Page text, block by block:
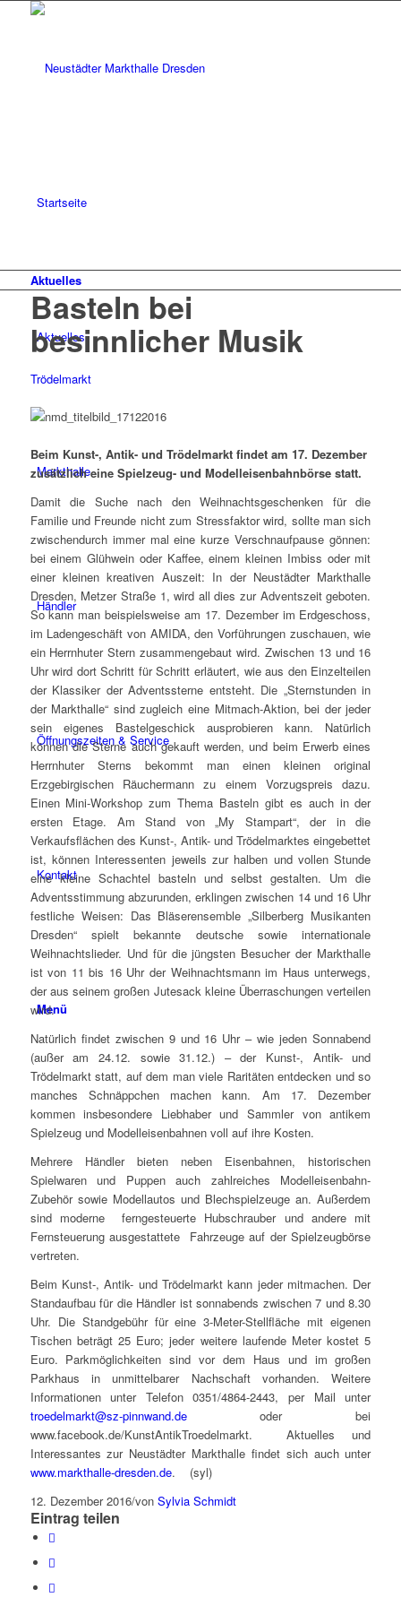
Startseite
Aktuelles
Markthalle
Händler
Öffnungszeiten & Service
Kontakt
Menü
Aktuelles
Basteln bei
besinnlicher Musik
Trödelmarkt
Beim Kunst-, Antik- und Trödelmarkt findet am 17. Dezember
zusätzlich eine Spielzeug- und Modelleisenbahnbörse statt.
Damit die Suche nach den Weihnachtsgeschenken für die
Familie und Freunde nicht zum Stressfaktor wird, sollte man sich
zwischendurch immer mal eine kurze Verschnaufpause gönnen:
bei einem Glühwein oder Kaffee, einem kleinen Imbiss oder mit
einer kleinen kreativen Auszeit: In der Neustädter Markthalle
Dresden, Metzer Straße 1, wird all dies zur Adventszeit geboten.
So kann man beispielsweise am 17. Dezember im Erdgeschoss,
im Ladengeschäft von AMIDA, den Vorführungen zuschauen, wie
ein Herrnhuter Stern zusammengebaut wird. Zwischen 13 und 16
Uhr wird dort Schritt für Schritt erläutert, wie aus den Einzelteilen
der Klassiker der Adventssterne entsteht. Die „Sternstunden in
der Markthalle“ sind zugleich eine Mitmach-Aktion, bei der jeder
sein eigenes Bastelgeschick ausprobieren kann. Natürlich
können die Sterne auch gekauft werden, und beim Erwerb eines
Herrnhuter Sterns bekommt man einen kleinen original
Erzgebirgischen Räuchermann zu einem Vorzugspreis dazu.
Einen Mini-Workshop zum Thema Basteln gibt es auch in der
ersten Etage. Am Stand von „My Stampart“, der in die
Verkaufsflächen des Kunst-, Antik- und Trödelmarktes eingebettet
ist, können Interessenten jeweils zur halben und vollen Stunde
eine kleine Schachtel basteln und selbst gestalten. Um die
Adventsstimmung abzurunden, erklingen zwischen 14 und 16 Uhr
festliche Weisen: Das Bläserensemble „Silberberg Musikanten
Dresden“ spielt bekannte deutsche sowie internationale
Weihnachtslieder. Und für die jüngsten Besucher der Markthalle
ist von 11 bis 16 Uhr der Weihnachtsmann im Haus unterwegs,
der aus seinem großen Jutesack kleine Überraschungen verteilen
wird.
Natürlich findet zwischen 9 und 16 Uhr – wie jeden Sonnabend
(außer am 24.12. sowie 31.12.) – der Kunst-, Antik- und
Trödelmarkt statt, auf dem man viele Raritäten entdecken und so
manches Schnäppchen machen kann. Am 17. Dezember
kommen insbesondere Liebhaber und Sammler von antikem
Spielzeug und Modelleisenbahnen voll auf ihre Kosten.
Mehrere Händler bieten neben Eisenbahnen, historischen
Spielwaren und Puppen auch zahlreiches Modelleisenbahn-
Zubehör sowie Modellautos und Blechspielzeuge an. Außerdem
sind moderne ferngesteuerte Hubschrauber und andere mit
Fernsteuerung ausgestattete Fahrzeuge auf der Spielzeugbörse
vertreten.
Beim Kunst-, Antik- und Trödelmarkt kann jeder mitmachen. Der
Standaufbau für die Händler ist sonnabends zwischen 7 und 8.30
Uhr. Die Standgebühr für eine 3-Meter-Stellfläche mit eigenen
Tischen beträgt 25 Euro; jeder weitere laufende Meter kostet 5
Euro. Parkmöglichkeiten sind vor dem Haus und im großen
Parkhaus in unmittelbarer Nachschaft vorhanden. Weitere
Informationen unter Telefon 0351/4864-2443, per Mail unter
troedelmarkt@sz-pinnwand.deoder bei
www.facebook.de/KunstAntikTroedelmarkt. Aktuelles und
Interessantes zur Neustädter Markthalle findet sich auch unter
www.markthalle-dresden.de. (syl)
12. Dezember 2016/von Sylvia Schmidt
Eintrag teilen